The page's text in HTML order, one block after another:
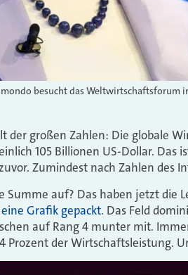
besucht das Weltwirtschaftsforum
der großen Zahlen: Die globale
105 Billionen US-Dollar. Das
Zumindest nach Zahlen des
Summe auf? Das haben jetzt die
Grafik gepackt. Das Feld
auf Rang 4 munter mit.
Prozent der Wirtschaftsleistung.